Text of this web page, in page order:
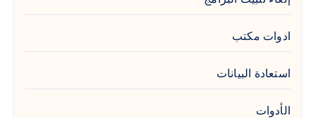
ادوات مكتب
استعادة البيانات
الأدوات